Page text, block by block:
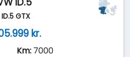
ID.5 GTX
kr.
Km: 7000